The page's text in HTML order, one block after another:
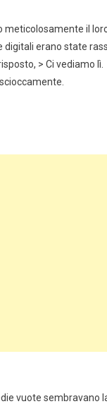
meticolosamente il
digitali erano state
> Ci vediamo lì.
vuote sembravano